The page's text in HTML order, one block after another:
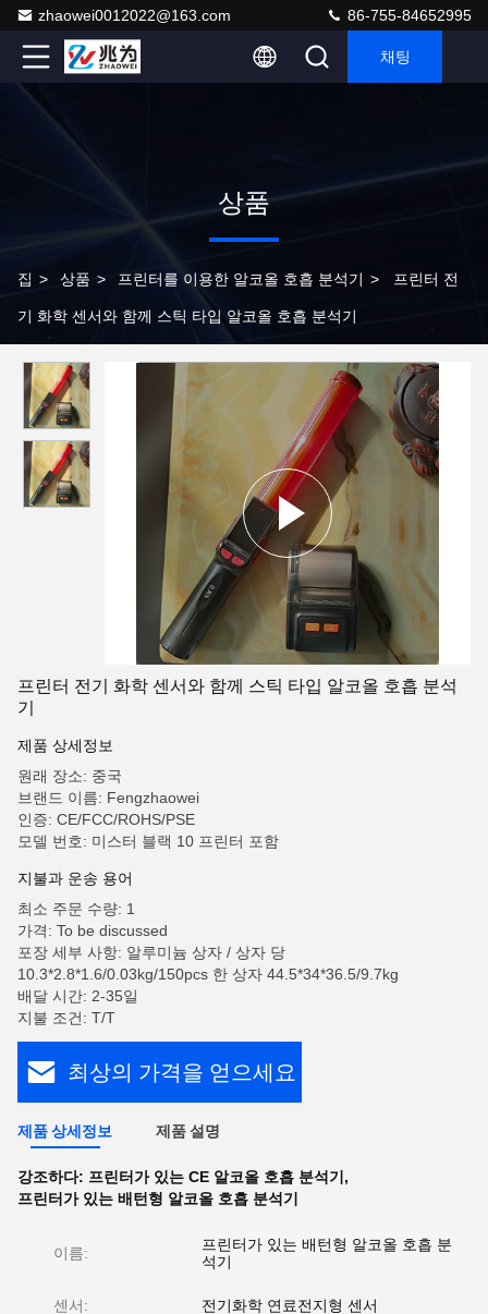
zhaowei0012022@163.com 86-755-84652995
채팅
상품
집 > 상품 > 프린터를 이용한 알코올 호흡 분석기 > 프린터 전
기 화학 센서와 함께 스틱 타입 알코올 호흡 분석기
프린터 전기 화학 센서와 함께 스틱 타입 알코올 호흡 분석
기
제품 상세정보
원래 장소: 중국
브랜드 이름: Fengzhaowei
인증: CE/FCC/ROHS/PSE
모델 번호: 미스터 블랙 10 프린터 포함
지불과 운송 용어
최소 주문 수량: 1
가격: To be discussed
포장 세부 사항: 알루미늄 상자 / 상자 당
10.3*2.8*1.6/0.03kg/150pcs 한 상자 44.5*34*36.5/9.7kg
배달 시간: 2-35일
지불 조건: T/T
최상의 가격을 얻으세요
제품 상세정보 제품 설명
강조하다: 프린터가 있는 CE 알코올 호흡 분석기 ,
프린터가 있는 배턴형 알코올 호흡 분석기
이름:
프린터가 있는 배턴형 알코올 호흡 분
석기
센서: 전기화학 연료전지형 센서